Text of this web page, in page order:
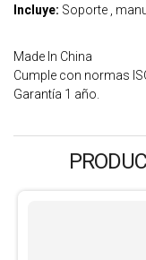
Incluye: Soporte ,
Made In China
Cumple con normas
Garantía 1 año.